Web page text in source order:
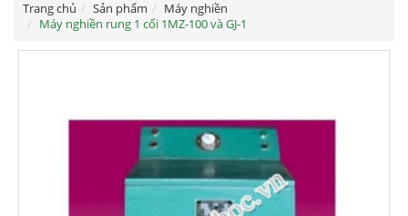
Trang chủ Sản phẩm
Máy nghiền
Máy nghiền rung 1 cối 1MZ-100 và GJ-1